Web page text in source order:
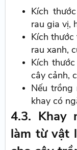
Kích
rau gia vị,
Kích
rau xanh,
Kích
cây cảnh,
Nếu trồng
khay có
4.3. Khay
làm từ vật